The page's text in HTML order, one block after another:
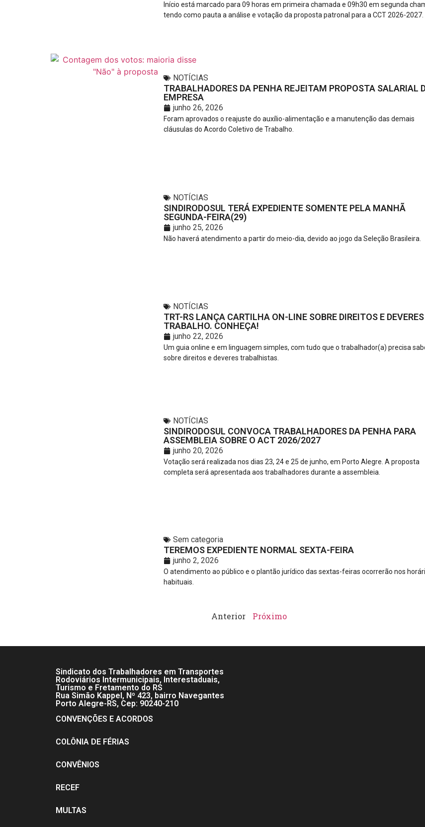
Início está marcado para 09 horas em primeira chamada e 09h30 em segunda
tendo como pauta a análise e votação da proposta patronal para a CCT 2026-2027.
NOTÍCIAS
TRABALHADORES DA PENHA REJEITAM PROPOSTA SALARIAL
EMPRESA
junho 26, 2026
Foram aprovados o reajuste do auxílio-alimentação e a manutenção das demais
cláusulas do Acordo Coletivo de Trabalho.
NOTÍCIAS
SINDIRODOSUL TERÁ EXPEDIENTE SOMENTE PELA MANHÃ
SEGUNDA-FEIRA(29)
junho 25, 2026
Não haverá atendimento a partir do meio-dia, devido ao jogo da Seleção Brasileira.
NOTÍCIAS
TRT-RS LANÇA CARTILHA ON-LINE SOBRE DIREITOS E
TRABALHO. CONHEÇA!
junho 22, 2026
Um guia online e em linguagem simples, com tudo que o trabalhador(a) precisa
sobre direitos e deveres trabalhistas.
NOTÍCIAS
SINDIRODOSUL CONVOCA TRABALHADORES DA PENHA PARA
ASSEMBLEIA SOBRE O ACT 2026/2027
junho 20, 2026
Votação será realizada nos dias 23, 24 e 25 de junho, em Porto Alegre. A proposta
completa será apresentada aos trabalhadores durante a assembleia.
Sem categoria
TEREMOS EXPEDIENTE NORMAL SEXTA-FEIRA
junho 2, 2026
O atendimento ao público e o plantão jurídico das sextas-feiras ocorrerão nos
habituais.
Anterior Próximo
Sindicato dos Trabalhadores em Transportes
Rodoviários Intermunicipais, Interestaduais,
Turismo e Fretamento do RS
Rua Simão Kappel, Nº 423, bairro Navegantes
Porto Alegre-RS, Cep: 90240-210
CONVENÇÕES E ACORDOS
COLÔNIA DE FÉRIAS
CONVÊNIOS
RECEF
MULTAS